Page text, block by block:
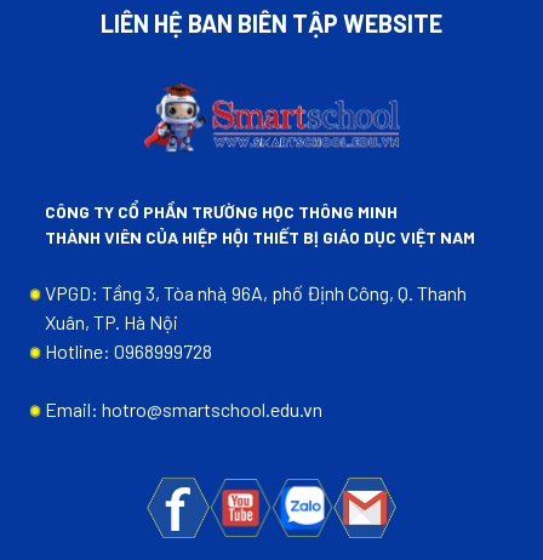
LIÊN HỆ BAN BIÊN TẬP WEBSITE
CÔNG TY CỔ PHẦN TRƯỜNG HỌC THÔNG MINH
THÀNH VIÊN CỦA HIỆP HỘI THIẾT BỊ GIÁO DỤC VIỆT NAM
VPGD: Tầng 3, Tòa nhà ̣96A, phố Định Công, Q. Thanh
Xuân, TP. Hà Nội
Hotline: 0968999728
Email: hotro@smartschool.edu.vn